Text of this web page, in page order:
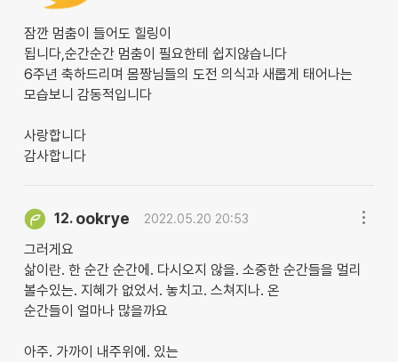
잠깐 멈춤이 들어도 힐링이
됩니다,순간순간 멈춤이 필요한테 쉽지않습니다
6주년 축하드리며 몸짱님들의 도전 의식과 새롭게 태어나는
모습보니 감동적입니다
사랑합니다
감사합니다
12. ookrye 2022.05.20 20:53
그러게요
삶이란. 한 순간 순간에. 다시오지 않을. 소중한 순간들을 멀리
볼수있는. 지혜가 없었서. 놓치고. 스쳐지나. 온
순간들이 얼마나 많을까요
아주. 가까이 내주위에. 있는